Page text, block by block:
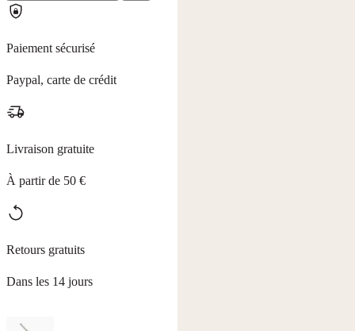
Paiement sécurisé
Paypal, carte de crédit
Livraison gratuite
À partir de 50 €
Retours gratuits
Dans les 14 jours